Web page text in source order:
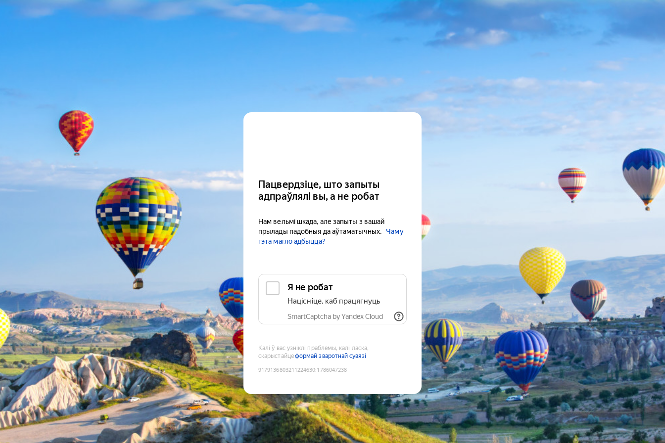
Пацвердзіце, што запыты
адпраўлялі вы, а не робат
Нам вельмі шкада, але запыты з вашай
прылады падобныя да аўтаматычных.
Чаму
гэта магло адбыцца?
Я не робат
Націсніце, каб працягнуць
SmartCaptcha by Yandex Cloud
Калі ў вас узніклі праблемы, калі ласка,
скарыстайцеформай зваротнай сувязі
9179136803211224630:1786047238